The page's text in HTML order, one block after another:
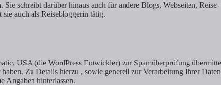
schreibt darüber hinaus auch für andere Blogs, Webseiten,
auch als Reisebloggerin tätig.
USA (die WordPress Entwickler) zur Spamüberprüfung
Zu Details hierzu , sowie generell zur Verarbeitung Ihrer
Angaben hinterlassen.